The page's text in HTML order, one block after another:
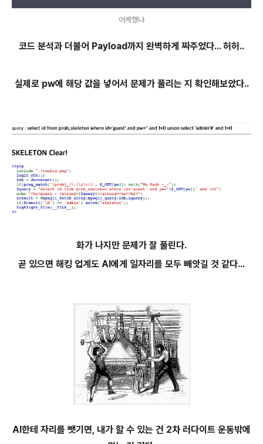
어케했냐
코드 분석과 더불어 Payload까지 완벽하게 짜주었다... 허허..
실제로 pw에 해당 값을 넣어서 문제가 풀리는 지 확인해보았다..
화가 나지만 문제가 잘 풀린다.
곧 있으면 해킹 업계도 AI에게 일자리를 모두 빼앗길 것 같다...
AI한테 자리를 뺏기면, 내가 할 수 있는 건 2차 러다이트 운동밖에